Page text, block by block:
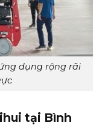
dụng rộng rãi
tại Bình